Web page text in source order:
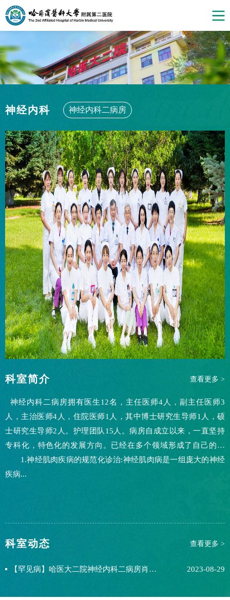
神经内科 神经内科二病房
科室简介 查看更多 >
神经内科二病房拥有医生12名，主任医师4人，副主任医师3
人，主治医师4人，住院医师1人，其中博士研究生导师1人，硕
士研究生导师2人。护理团队15人。病房自成立以来，一直坚持
专科化，特色化的发展方向。已经在多个领域形成了自己的特
1.神经肌肉疾病的规范化诊治:神经肌肉病是一组庞大的神经
疾病...
科室动态 查看更多 >
【罕见病】哈医大二院神经内科二病房肖兴军教授团队成功确诊一例免疫介导坏死性肌炎 2023-08-29